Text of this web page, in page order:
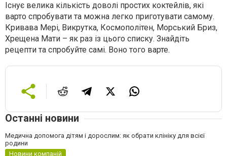
Існує велика кількість доволі простих коктейлів, які
варто спробувати та можна легко приготувати самому.
Кривава Мері, Викрутка, Космополітен, Морський Бриз,
Хрещена Мати – як раз із цього списку. Знайдіть
рецепти та спробуйте самі. Воно того варте.
Останні новини
Медична допомога дітям і дорослим: як обрати клініку для всієї
родини
Новини компаній